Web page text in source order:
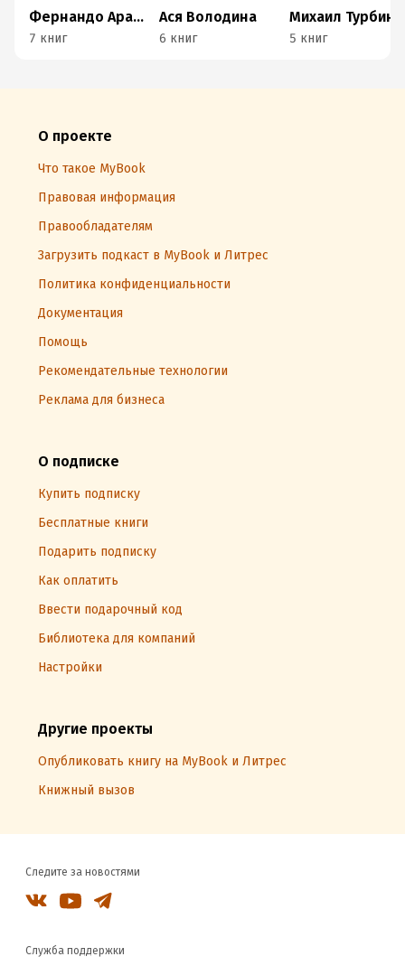
Фернандо Арамбуру
7 книг
Ася Володина
6 книг
Михаил Турбин
5 книг
О проекте
Что такое MyBook
Правовая информация
Правообладателям
Загрузить подкаст в MyBook и Литрес
Политика конфиденциальности
Документация
Помощь
Рекомендательные технологии
Реклама для бизнеса
О подписке
Купить подписку
Бесплатные книги
Подарить подписку
Как оплатить
Ввести подарочный код
Библиотека для компаний
Настройки
Другие проекты
Опубликовать книгу на MyBook и Литрес
Книжный вызов
Следите за новостями
Служба поддержки